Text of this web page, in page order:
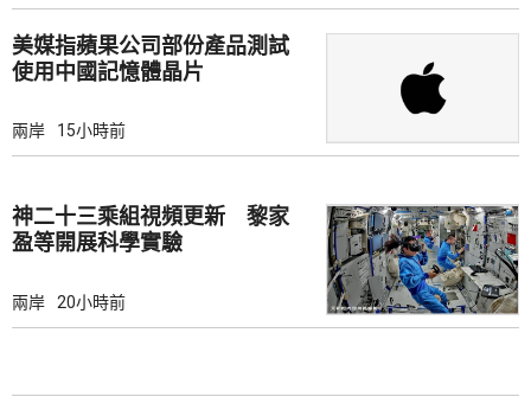
美媒指蘋果公司部份產品測試
使用中國記憶體晶片
兩岸 15小時前
神二十三乘組視頻更新 黎家
盈等開展科學實驗
兩岸 20小時前